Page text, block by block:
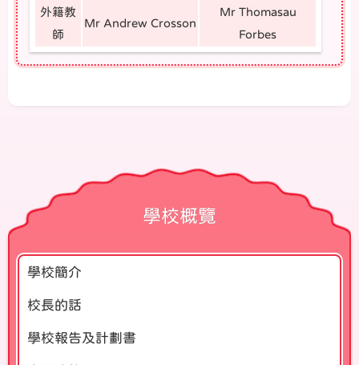
外籍教
師
Mr Andrew Crosson
Mr Thomasau
Forbes
學校概覽
學校簡介
校長的話
學校報告及計劃書